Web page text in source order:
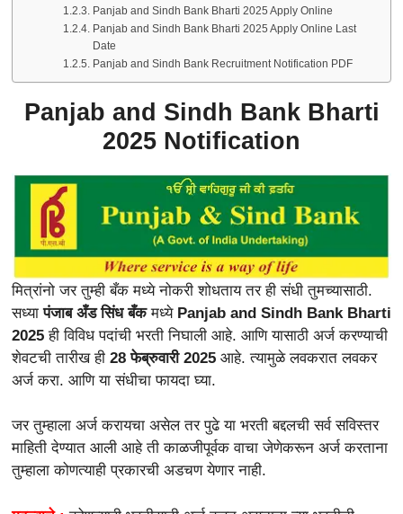
Panjab and Sindh Bank Bharti 2025 Apply Online
Panjab and Sindh Bank Bharti 2025 Apply Online Last
Date
Panjab and Sindh Bank Recruitment Notification PDF
Panjab and Sindh Bank Bharti
2025 Notification
मित्रांनो जर तुम्ही बँक मध्ये नोकरी शोधताय तर ही संधी तुमच्यासाठी.
सध्यापंजाब अँड सिंध बँकमध्ये Panjab and Sindh Bank Bharti
2025 ही विविध पदांची भरती निघाली आहे. आणि यासाठी अर्ज करण्याची
शेवटची तारीख ही 28 फेब्रुवारी 2025 आहे. त्यामुळे लवकरात लवकर
अर्ज करा. आणि या संधीचा फायदा घ्या.
जर तुम्हाला अर्ज करायचा असेल तर पुढे या भरती बद्दलची सर्व सविस्तर
माहिती देण्यात आली आहे ती काळजीपूर्वक वाचा जेणेकरून अर्ज करताना
तुम्हाला कोणत्याही प्रकारची अडचण येणार नाही.